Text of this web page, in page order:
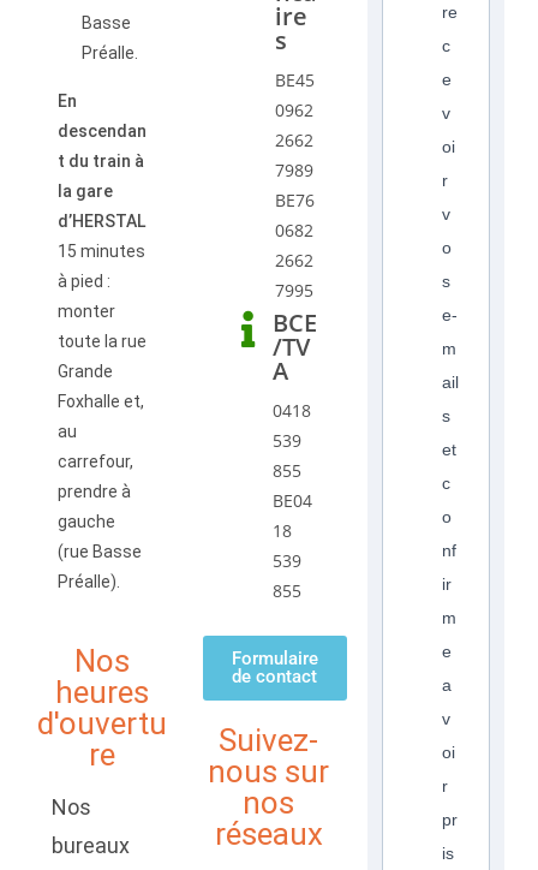
Basse
Préalle.
En
descendan
t du train à
la gare
d’HERSTAL
15 minutes
à pied :
monter
toute la rue
Grande
Foxhalle et,
au
carrefour,
prendre à
gauche
(rue Basse
Préalle).
Nos
heures
d'ouvertu
re
Nos
bureaux
ire
s
BE45
0962
2662
7989
BE76
0682
2662
7995
BCE
/TV
A
0418
539
855
BE04
18
539
855
Formulaire
de contact
Suivez-
nous sur
nos
réseaux
re
c
e
v
oi
r
v
o
s
e-
m
ail
s
et
c
o
nf
ir
m
e
a
v
oi
r
pr
is